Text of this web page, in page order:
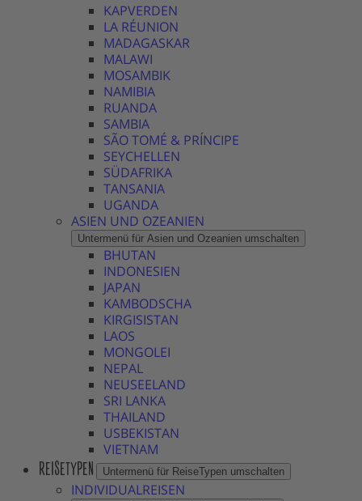
KAPVERDEN
LA RÉUNION
MADAGASKAR
MALAWI
MOSAMBIK
NAMIBIA
RUANDA
SAMBIA
SÃO TOMÉ & PRÍNCIPE
SEYCHELLEN
SÜDAFRIKA
TANSANIA
UGANDA
ASIEN UND OZEANIEN
Untermenü für Asien und Ozeanien umschalten
BHUTAN
INDONESIEN
JAPAN
KAMBODSCHA
KIRGISISTAN
LAOS
MONGOLEI
NEPAL
NEUSEELAND
SRI LANKA
THAILAND
USBEKISTAN
VIETNAM
REISETYPEN Untermenü für ReiseTypen umschalten
INDIVIDUALREISEN